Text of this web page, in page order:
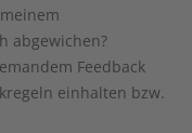
abgewichen?
Feedback
einhalten bzw.